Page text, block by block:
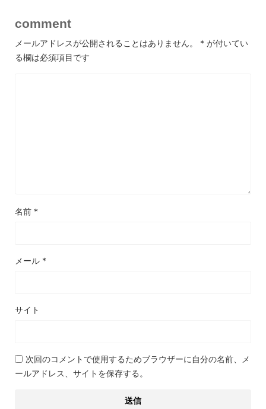
comment
メールアドレスが公開されることはありません。 * が付いてい
る欄は必須項目です
名前 *
メール *
サイト
次回のコメントで使用するためブラウザーに自分の名前、メ
ールアドレス、サイトを保存する。